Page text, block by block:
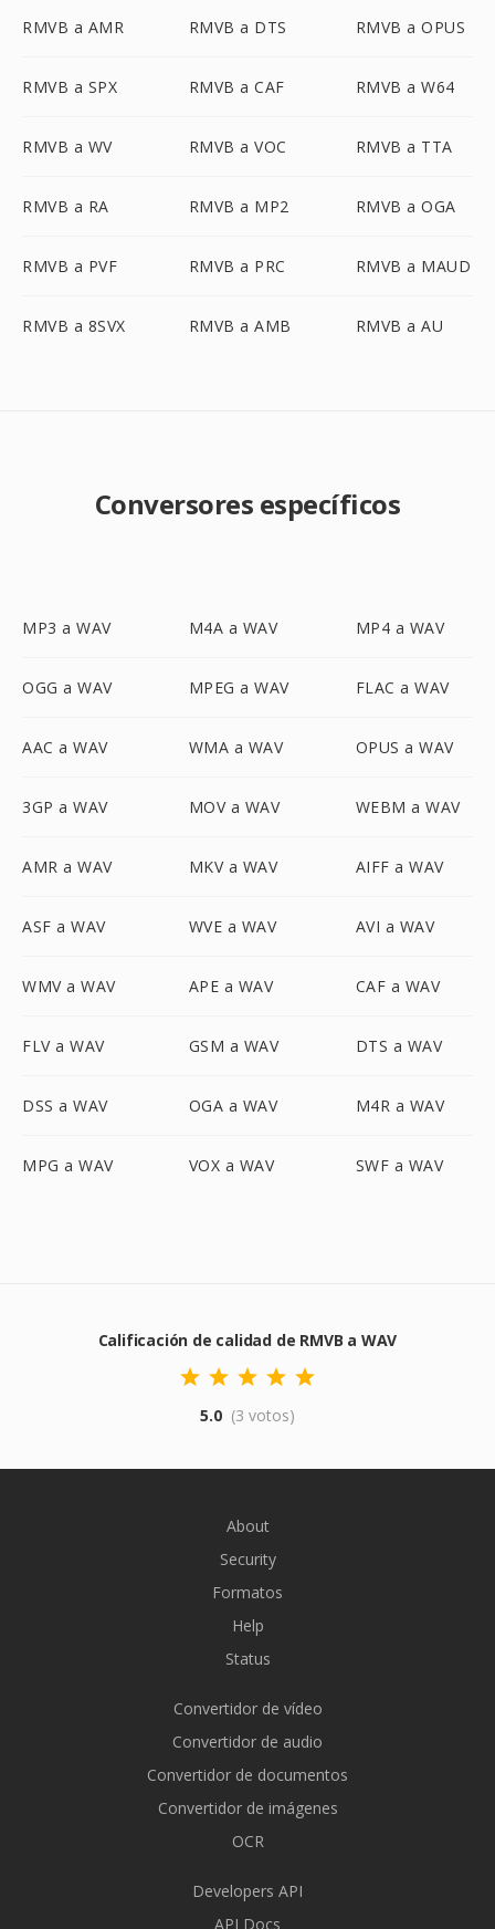
RMVB a AMR RMVB a DTS RMVB a OPUS
RMVB a SPX RMVB a CAF RMVB a W64
RMVB a WV RMVB a VOC RMVB a TTA
RMVB a RA RMVB a MP2 RMVB a OGA
RMVB a PVF RMVB a PRC RMVB a MAUD
RMVB a 8SVX RMVB a AMB RMVB a AU
Conversores específicos
MP3 a WAV M4A a WAV MP4 a WAV
OGG a WAV MPEG a WAV FLAC a WAV
AAC a WAV WMA a WAV OPUS a WAV
3GP a WAV MOV a WAV WEBM a WAV
AMR a WAV MKV a WAV AIFF a WAV
ASF a WAV WVE a WAV AVI a WAV
WMV a WAV APE a WAV CAF a WAV
FLV a WAV GSM a WAV DTS a WAV
DSS a WAV OGA a WAV M4R a WAV
MPG a WAV VOX a WAV SWF a WAV
Calificación de calidad de RMVB a WAV
5.0 (3 votos)
About
Security
Formatos
Help
Status
Convertidor de vídeo
Convertidor de audio
Convertidor de documentos
Convertidor de imágenes
OCR
Developers API
API Docs